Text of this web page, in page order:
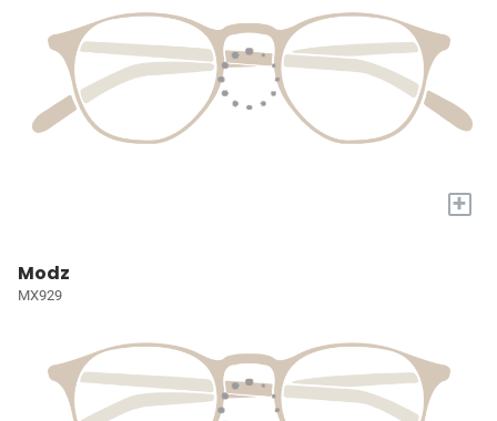
+
Modz
MX929